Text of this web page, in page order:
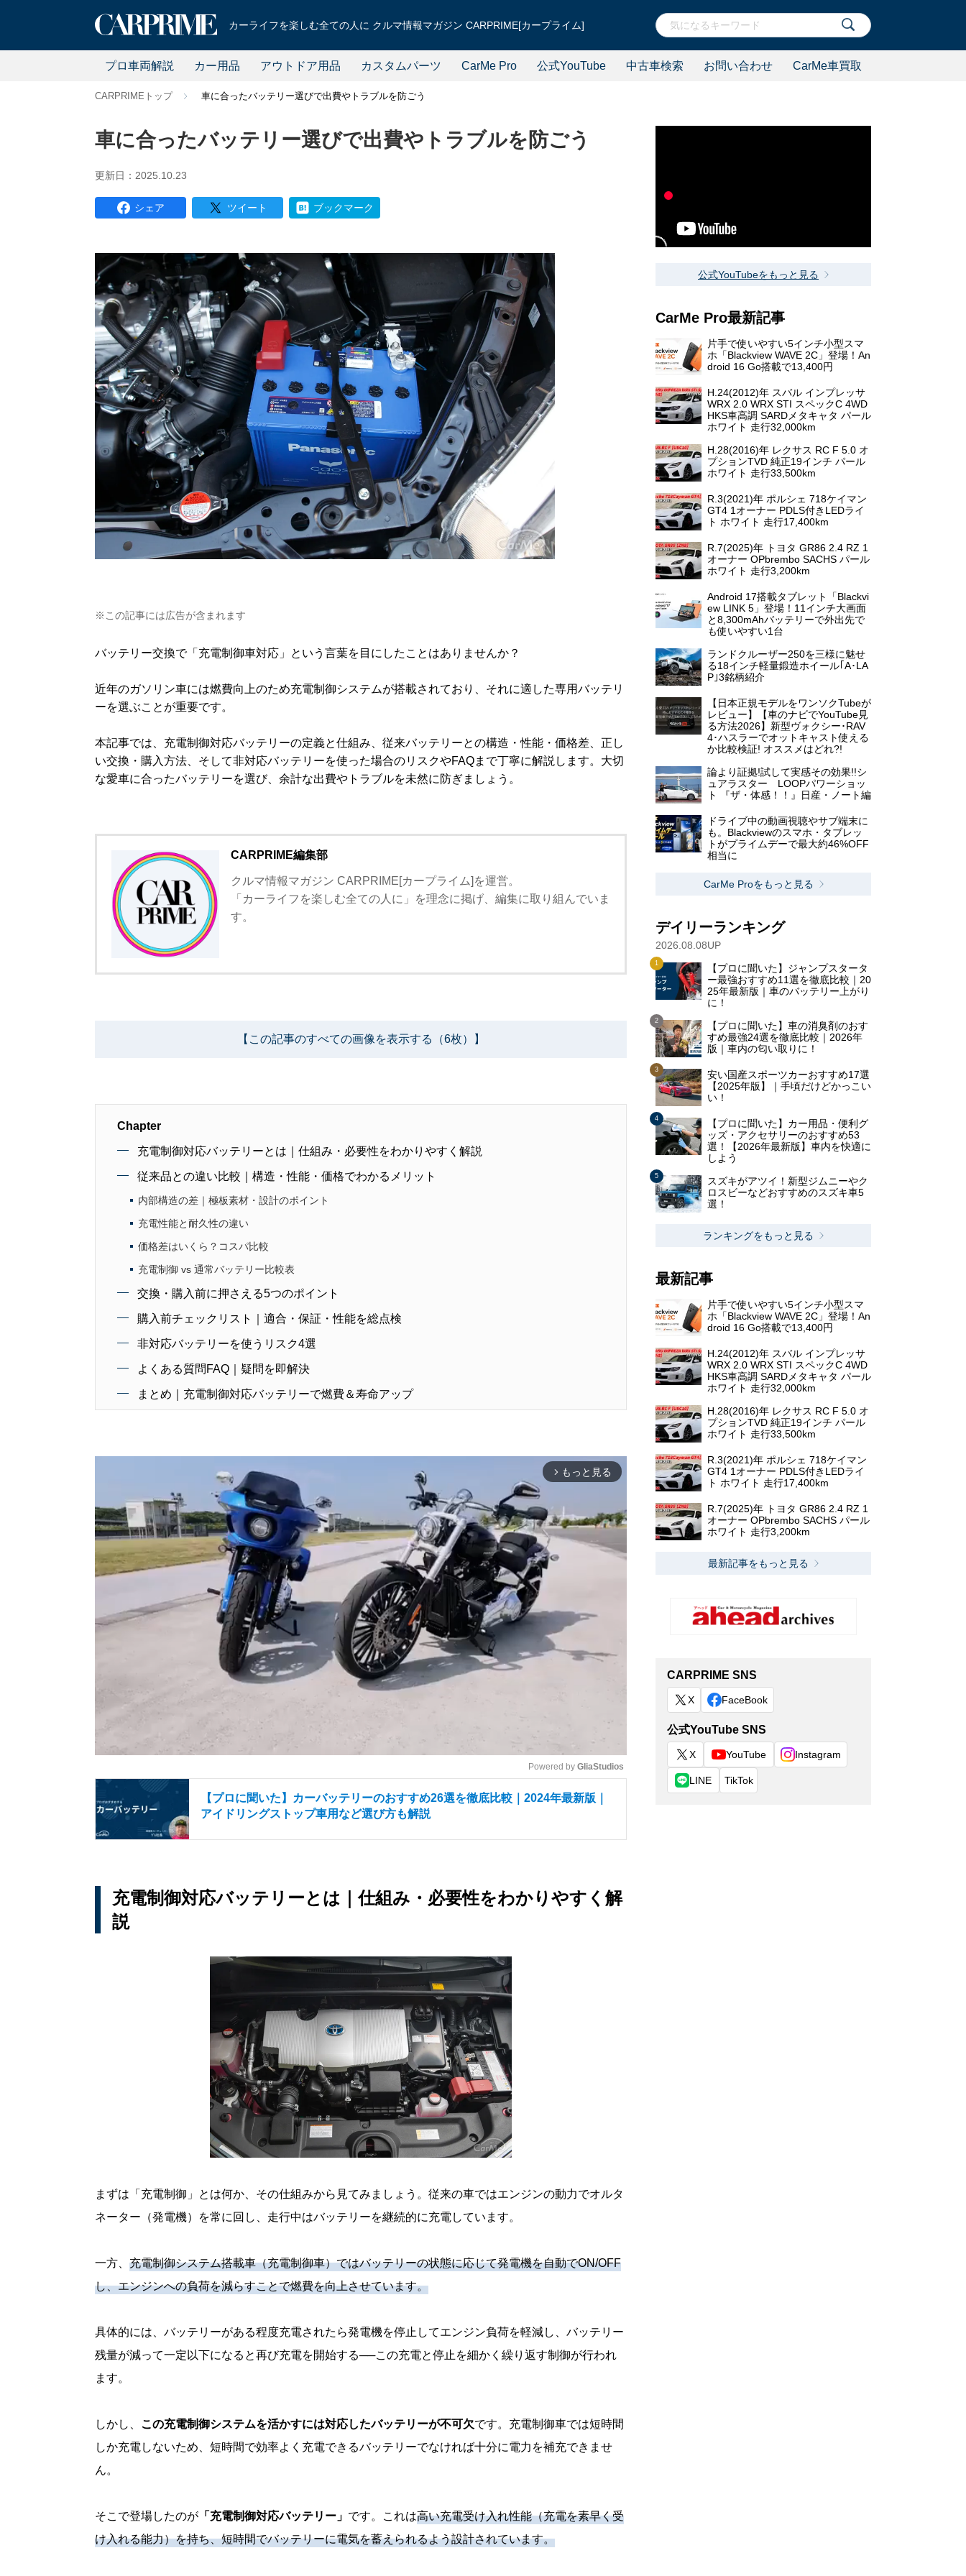
カーライフを楽しむ全ての人に クルマ情報マガジン CARPRIME[カープライム]
プロ車両解説 カー用品 アウトドア用品 カスタムパーツ CarMe Pro 公式YouTube 中古車検索 お問い合わせ CarMe車買取
CARPRIMEトップ 車に合ったバッテリー選びで出費やトラブルを防ごう
車に合ったバッテリー選びで出費やトラブルを防ごう
更新日：2025.10.23
シェア ツイート ブックマーク
※この記事には広告が含まれます
バッテリー交換で「充電制御車対応」という言葉を目にしたことはありませんか？
近年のガソリン車には燃費向上のため充電制御システムが搭載されており、それに適した専用バッテリ
ーを選ぶことが重要です。
本記事では、充電制御対応バッテリーの定義と仕組み、従来バッテリーとの構造・性能・価格差、正し
い交換・購入方法、そして非対応バッテリーを使った場合のリスクやFAQまで丁寧に解説します。大切
な愛車に合ったバッテリーを選び、余計な出費やトラブルを未然に防ぎましょう。
CARPRIME編集部
クルマ情報マガジン CARPRIME[カープライム]を運営。
「カーライフを楽しむ全ての人に」を理念に掲げ、編集に取り組んでいま
す。
【この記事のすべての画像を表示する（6枚）】
Chapter
充電制御対応バッテリーとは｜仕組み・必要性をわかりやすく解説
従来品との違い比較｜構造・性能・価格でわかるメリット
内部構造の差｜極板素材・設計のポイント
充電性能と耐久性の違い
価格差はいくら？コスパ比較
充電制御 vs 通常バッテリー比較表
交換・購入前に押さえる5つのポイント
購入前チェックリスト｜適合・保証・性能を総点検
非対応バッテリーを使うリスク4選
よくある質問FAQ｜疑問を即解決
まとめ｜充電制御対応バッテリーで燃費＆寿命アップ
arrow_forward_ios もっと見る
Powered by GliaStudios
【プロに聞いた】カーバッテリーのおすすめ26選を徹底比較｜2024年最新版｜
アイドリングストップ車用など選び方も解説
充電制御対応バッテリーとは｜仕組み・必要性をわかりやすく解
説
まずは「充電制御」とは何か、その仕組みから見てみましょう。従来の車ではエンジンの動力でオルタ
ネーター（発電機）を常に回し、走行中はバッテリーを継続的に充電しています。
一方、 充電制御システム搭載車（充電制御車）ではバッテリーの状態に応じて発電機を自動でON/OFF
し、エンジンへの負荷を減らすことで燃費を向上させています。
具体的には、バッテリーがある程度充電されたら発電機を停止してエンジン負荷を軽減し、バッテリー
残量が減って一定以下になると再び充電を開始する──この充電と停止を細かく繰り返す制御が行われ
ます。
しかし、 この充電制御システムを活かすには対応したバッテリーが不可欠です。充電制御車では短時間
しか充電しないため、短時間で効率よく充電できるバッテリーでなければ十分に電力を補充できませ
ん。
そこで登場したのが 「充電制御対応バッテリー」 です。これは高い充電受け入れ性能（充電を素早く受
け入れる能力）を持ち、短時間でバッテリーに電気を蓄えられるよう設計されています。
公式YouTubeをもっと見る
CarMe Pro最新記事
片手で使いやすい5インチ小型スマ
ホ「Blackview WAVE 2C」登場！An
droid 16 Go搭載で13,400円
H.24(2012)年 スバル インプレッサ
WRX 2.0 WRX STI スペックC 4WD
HKS車高調 SARDメタキャタ パール
ホワイト 走行32,000km
H.28(2016)年 レクサス RC F 5.0 オ
プションTVD 純正19インチ パール
ホワイト 走行33,500km
R.3(2021)年 ポルシェ 718ケイマン
GT4 1オーナー PDLS付きLEDライ
ト ホワイト 走行17,400km
R.7(2025)年 トヨタ GR86 2.4 RZ 1
オーナー OPbrembo SACHS パール
ホワイト 走行3,200km
Android 17搭載タブレット「Blackvi
ew LINK 5」登場！11インチ大画面
と8,300mAhバッテリーで外出先で
も使いやすい1台
ランドクルーザー250を三様に魅せ
る18インチ軽量鍛造ホイール｢A･LA
P｣3銘柄紹介
【日本正規モデルをワンソクTubeが
レビュー】【車のナビでYouTube見
る方法2026】新型ヴォクシー･RAV
4･ハスラーでオットキャスト使える
か比較検証! オススメはどれ?!
論より証拠!試して実感その効果!!シ
ュアラスター LOOPパワーショッ
ト 『ザ・体感！！』日産・ノート編
ドライブ中の動画視聴やサブ端末に
も。Blackviewのスマホ・タブレッ
トがプライムデーで最大約46%OFF
相当に
CarMe Proをもっと見る
デイリーランキング
2026.08.08UP
【プロに聞いた】ジャンプスタータ
ー最強おすすめ11選を徹底比較｜20
25年最新版｜車のバッテリー上がり
に！
【プロに聞いた】車の消臭剤のおす
すめ最強24選を徹底比較｜2026年
版｜車内の匂い取りに！
安い国産スポーツカーおすすめ17選
【2025年版】｜手頃だけどかっこい
い！
【プロに聞いた】カー用品・便利グ
ッズ・アクセサリーのおすすめ53
選！【2026年最新版】車内を快適に
しよう
スズキがアツイ！新型ジムニーやク
ロスビーなどおすすめのスズキ車5
選！
ランキングをもっと見る
最新記事
片手で使いやすい5インチ小型スマ
ホ「Blackview WAVE 2C」登場！An
droid 16 Go搭載で13,400円
H.24(2012)年 スバル インプレッサ
WRX 2.0 WRX STI スペックC 4WD
HKS車高調 SARDメタキャタ パール
ホワイト 走行32,000km
H.28(2016)年 レクサス RC F 5.0 オ
プションTVD 純正19インチ パール
ホワイト 走行33,500km
R.3(2021)年 ポルシェ 718ケイマン
GT4 1オーナー PDLS付きLEDライ
ト ホワイト 走行17,400km
R.7(2025)年 トヨタ GR86 2.4 RZ 1
オーナー OPbrembo SACHS パール
ホワイト 走行3,200km
最新記事をもっと見る
CARPRIME SNS
X FaceBook
公式YouTube SNS
X YouTube Instagram
LINE TikTok